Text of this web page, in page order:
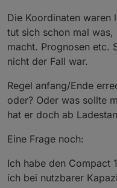
Prüfe bitte auch
beginn_MEZ
ende_MEZ,
Die Koordinaten waren
tut sich schon mal
macht. Prognosen etc.
nicht der Fall war.
Regel anfang/Ende
oder? Oder was sollte
hat er doch ab
Eine Frage noch:
Ich habe den Compact
ich bei nutzbarer